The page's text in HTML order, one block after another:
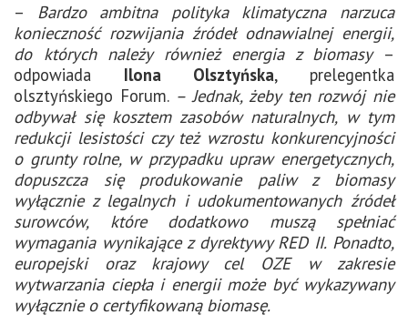
– Bardzo ambitna polityka klimatyczna narzuca
konieczność rozwijania źródeł odnawialnej energii,
do których należy również energia z biomasy–
odpowiada Ilona Olsztyńska, prelegentka
olsztyńskiego Forum. – Jednak, żeby ten rozwój nie
odbywał się kosztem zasobów naturalnych, w tym
redukcji lesistości czy też wzrostu konkurencyjności
o grunty rolne, w przypadku upraw energetycznych,
dopuszcza się produkowanie paliw z biomasy
wyłącznie z legalnych i udokumentowanych źródeł
surowców, które dodatkowo muszą spełniać
wymagania wynikające z dyrektywy RED II. Ponadto,
europejski oraz krajowy cel OZE w zakresie
wytwarzania ciepła i energii może być wykazywany
wyłącznie o certyfikowaną biomasę.